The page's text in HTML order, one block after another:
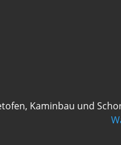
Kaminbau und